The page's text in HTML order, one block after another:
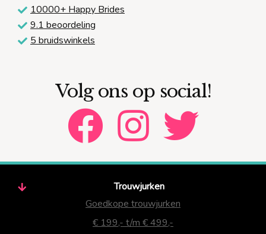
10000+ Happy Brides
9.1 beoordeling
5 bruidswinkels
Volg ons op social!
Trouwjurken
Goedkope trouwjurken
€ 199,- t/m € 499,-